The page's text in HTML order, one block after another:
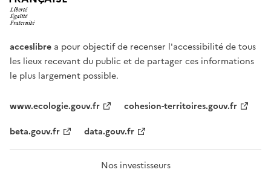
acceslibre a pour objectif de recenser l'accessibilité de tous
les lieux recevant du public et de partager ces informations
le plus largement possible.
www.ecologie.gouv.fr
cohesion-territoires.gouv.fr
beta.gouv.fr
data.gouv.fr
Nos investisseurs